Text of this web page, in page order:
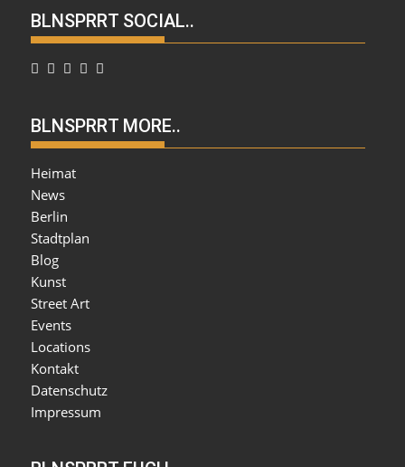
BLNSPRRT SOCIAL..
BLNSPRRT MORE..
Heimat
News
Berlin
Stadtplan
Blog
Kunst
Street Art
Events
Locations
Kontakt
Datenschutz
Impressum